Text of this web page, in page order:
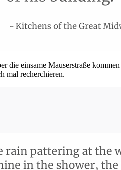
die einsame Mauserstraße
mal recherchieren.